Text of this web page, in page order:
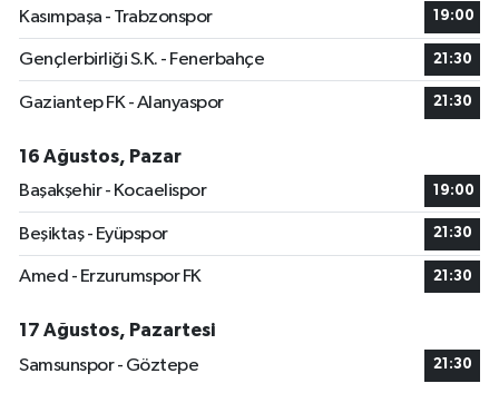
Kasımpaşa - Trabzonspor 19:00
Gençlerbirliği S.K. - Fenerbahçe 21:30
Gaziantep FK - Alanyaspor 21:30
16 Ağustos, Pazar
Başakşehir - Kocaelispor
19:00
Beşiktaş - Eyüpspor 21:30
Amed - Erzurumspor FK 21:30
17 Ağustos, Pazartesi
Samsunspor - Göztepe
21:30